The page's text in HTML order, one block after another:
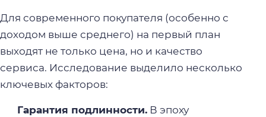
Для современного покупателя (особенно с
доходом выше среднего) на первый план
выходят не только цена, но и качество
сервиса. Исследование выделило несколько
ключевых факторов:
Гарантия подлинности.В эпоху